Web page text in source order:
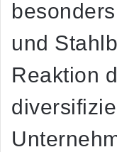
und
Reaktion